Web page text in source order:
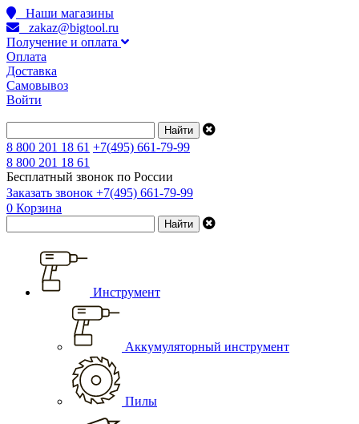
Наши магазины
zakaz@bigtool.ru
Получение и оплата
Оплата
Доставка
Самовывоз
Войти
8 800 201 18 61 +7(495) 661-79-99
8 800 201 18 61
Бесплатный звонок по России
Заказать звонок +7(495) 661-79-99
0 Корзина
Инструмент
Аккумуляторный инструмент
Пилы